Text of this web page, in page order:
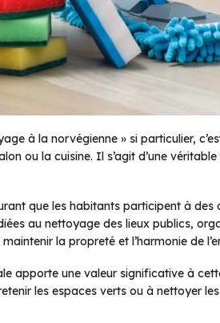
à la norvégienne » si particulier,
ou la cuisine. Il s’agit d’une
que les habitants participent à
au nettoyage des lieux publics,
la propreté et l’harmonie de
apporte une valeur significative à
les espaces verts ou à nettoyer